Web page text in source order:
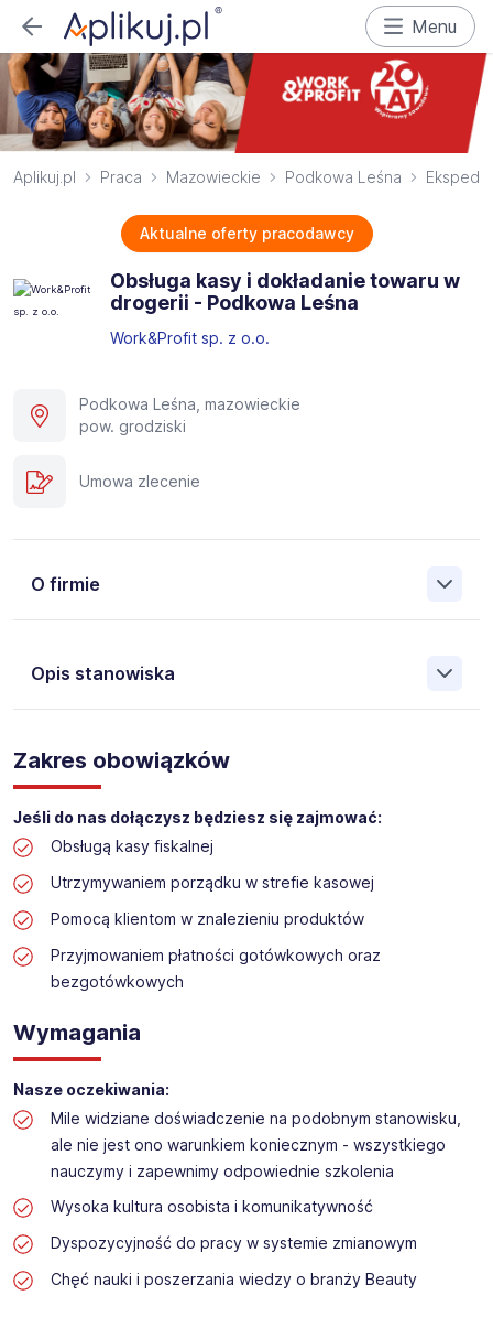
Menu
Aplikuj.pl Praca Mazowieckie Podkowa Leśna
Aktualne oferty pracodawcy
Obsługa kasy i dokładanie towaru w
drogerii - Podkowa Leśna
Work&Profit sp. z o.o.
Podkowa Leśna, mazowieckie
pow. grodziski
Umowa zlecenie
O firmie
Opis stanowiska
Pośrednictwa Pracy i Doradztwa Personalnego Work &
Profit jest obecnie jedną z największych niezależnych
polskich agencji zatrudnienia. W ciągu wielu lat naszej
działalności daliśmy pracę przeszło 50 000 pracowników
w całym kraju. Skutecznie znajdujemy pracowników dla
największych firm, jak również małych rodzinnych
przedsiębiorstw w Polsce. Agencja jest wpisana pod nr
stanowisko:
Obsługa kasy i dokładanie towaru w drogerii
Lokalizacja: Podkowa Leśna
Zakres obowiązków
Jeśli do nas dołączysz będziesz się zajmować:
Obsługą kasy fiskalnej
Utrzymywaniem porządku w strefie kasowej
Pomocą klientom w znalezieniu produktów
Przyjmowaniem płatności gotówkowych oraz
bezgotówkowych
Wymagania
Nasze oczekiwania:
Mile widziane doświadczenie na podobnym stanowisku,
ale nie jest ono warunkiem koniecznym - wszystkiego
nauczymy i zapewnimy odpowiednie szkolenia
Wysoka kultura osobista i komunikatywność
Dyspozycyjność do pracy w systemie zmianowym
Chęć nauki i poszerzania wiedzy o branży Beauty